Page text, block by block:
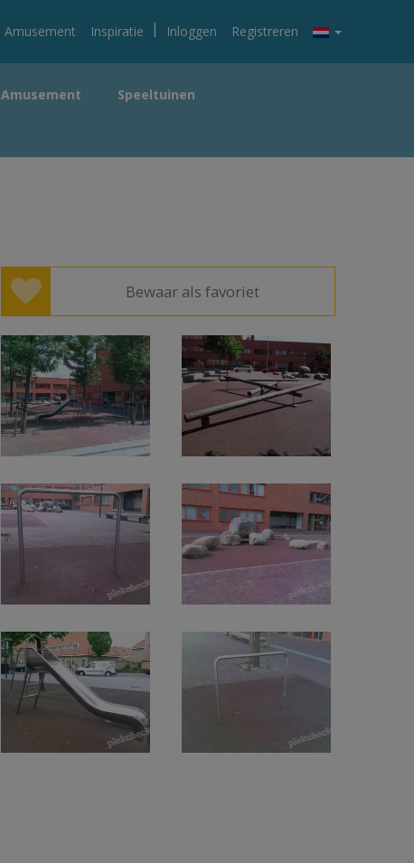
Amusement Inspiratie | Inloggen Registreren
Amusement
Speeltuinen
Bewaar als favoriet